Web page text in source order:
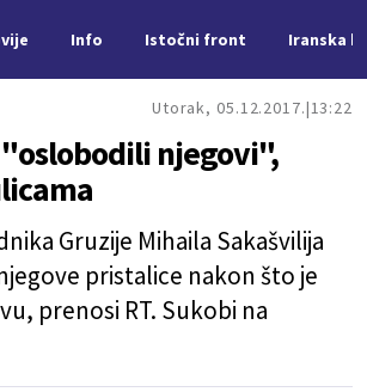
Info Istočni front Iranska
Utorak, 05.12.2017. 13:22
njegovi",
Gruzije Mihaila Sakašvilija
pristalice nakon što je
prenosi RT. Sukobi na